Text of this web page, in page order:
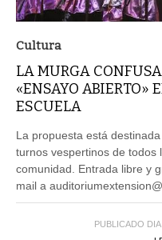
Cultura
LA MURGA
«ENSAYO ABIERTO»
ESCUELA
La propuesta está
turnos vespertinos de todos
comunidad. Entrada libre y
mail a
PUBLICADO